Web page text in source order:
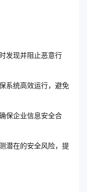
发现并阻止恶意行
系统高效运行，避免
保企业信息安全合
潜在的安全风险，提